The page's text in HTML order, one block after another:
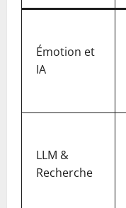
Émotion et
IA
LLM &
Recherche